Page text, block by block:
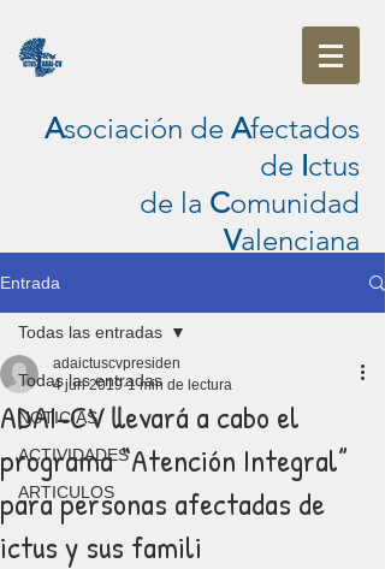
Asociación de Afectados
de Ictus
de la Comunidad
Valenciana
Entrada
Todas las entradas
NOTICIAS
ACTIVIDADES
ARTICULOS
Todas las entradas
ADAI-CV llevará a cabo el
programa “Atención Integral”
para personas afectadas de
ictus y sus famili
adaictuscvpresiden
4 jun 2019 1 min de lectura